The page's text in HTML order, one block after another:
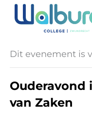
naar
inhoud
« Alle Evenementen
Dit evenement is
Ouderavond
van Zaken